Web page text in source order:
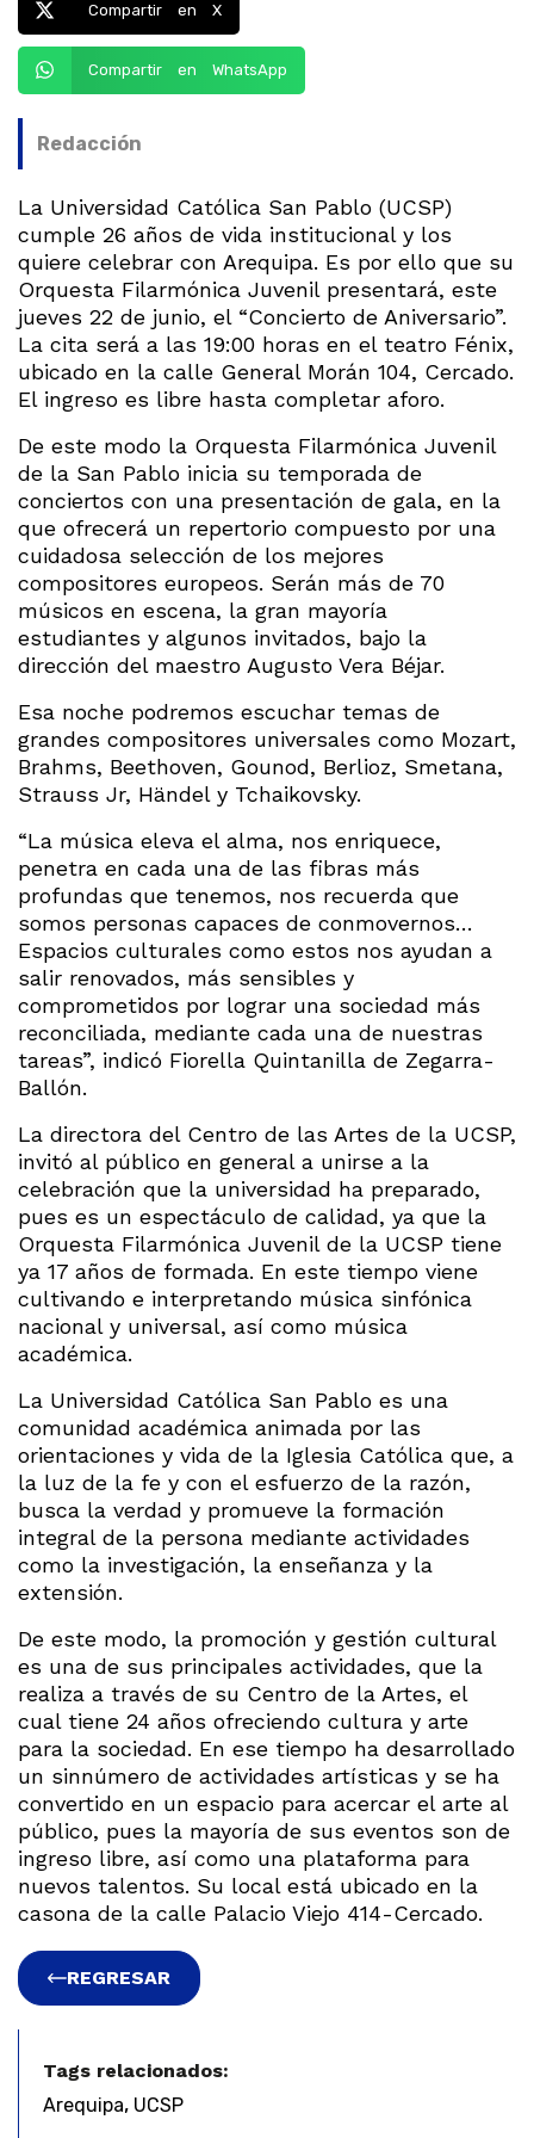
Compartir en X
Compartir en WhatsApp
Redacción
La Universidad Católica San Pablo (UCSP)
cumple 26 años de vida institucional y los
quiere celebrar con Arequipa. Es por ello que su
Orquesta Filarmónica Juvenil presentará, este
jueves 22 de junio, el “Concierto de Aniversario”.
La cita será a las 19:00 horas en el teatro Fénix,
ubicado en la calle General Morán 104, Cercado.
El ingreso es libre hasta completar aforo.
De este modo la Orquesta Filarmónica Juvenil
de la San Pablo inicia su temporada de
conciertos con una presentación de gala, en la
que ofrecerá un repertorio compuesto por una
cuidadosa selección de los mejores
compositores europeos. Serán más de 70
músicos en escena, la gran mayoría
estudiantes y algunos invitados, bajo la
dirección del maestro Augusto Vera Béjar.
Esa noche podremos escuchar temas de
grandes compositores universales como Mozart,
Brahms, Beethoven, Gounod, Berlioz, Smetana,
Strauss Jr, Händel y Tchaikovsky.
“La música eleva el alma, nos enriquece,
penetra en cada una de las fibras más
profundas que tenemos, nos recuerda que
somos personas capaces de conmovernos…
Espacios culturales como estos nos ayudan a
salir renovados, más sensibles y
comprometidos por lograr una sociedad más
reconciliada, mediante cada una de nuestras
tareas”, indicó Fiorella Quintanilla de Zegarra-
Ballón.
La directora del Centro de las Artes de la UCSP,
invitó al público en general a unirse a la
celebración que la universidad ha preparado,
pues es un espectáculo de calidad, ya que la
Orquesta Filarmónica Juvenil de la UCSP tiene
ya 17 años de formada. En este tiempo viene
cultivando e interpretando música sinfónica
nacional y universal, así como música
académica.
La Universidad Católica San Pablo es una
comunidad académica animada por las
orientaciones y vida de la Iglesia Católica que, a
la luz de la fe y con el esfuerzo de la razón,
busca la verdad y promueve la formación
integral de la persona mediante actividades
como la investigación, la enseñanza y la
extensión.
De este modo, la promoción y gestión cultural
es una de sus principales actividades, que la
realiza a través de su Centro de la Artes, el
cual tiene 24 años ofreciendo cultura y arte
para la sociedad. En ese tiempo ha desarrollado
un sinnúmero de actividades artísticas y se ha
convertido en un espacio para acercar el arte al
público, pues la mayoría de sus eventos son de
ingreso libre, así como una plataforma para
nuevos talentos. Su local está ubicado en la
casona de la calle Palacio Viejo 414-Cercado.
REGRESAR
Tags relacionados:
Arequipa, UCSP